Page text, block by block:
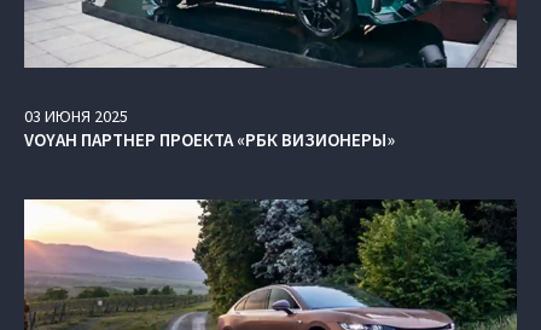
03 ИЮНЯ 2025
VOYAH ПАРТНЕР ПРОЕКТА «РБК ВИЗИОНЕРЫ»